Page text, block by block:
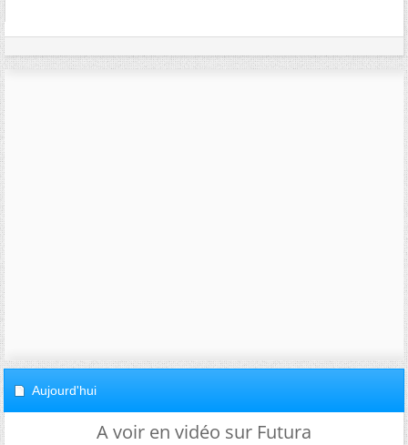
Aujourd'hui
A voir en vidéo sur Futura